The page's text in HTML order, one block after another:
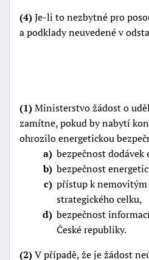
(4)Je-li to nezbytné pro
a podklady neuvedené v
(1)Ministerstvo žádost o
zamítne, pokud by nabytí
ohrozilo energetickou
a bezpečnost
b bezpečnost
c přístup k
strategického celku,
d bezpečnost
České republiky.
(2)V případě, že je žádost